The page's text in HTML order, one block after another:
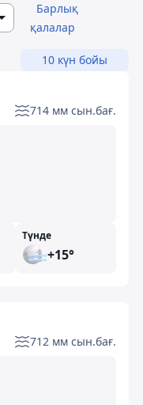
Барлық
қалалар
10 күн бойы
714 мм сын.бағ.
Түнде
+15°
712 мм сын.бағ.